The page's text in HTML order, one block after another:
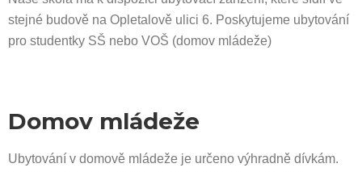
stejné budově na Opletalově ulici 6. Poskytujeme ubytování
pro studentky SŠ nebo VOŠ (domov mládeže)
Domov mládeže
Ubytování v domově mládeže je určeno výhradně dívkám.